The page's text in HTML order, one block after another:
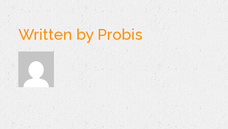
Written by Probis